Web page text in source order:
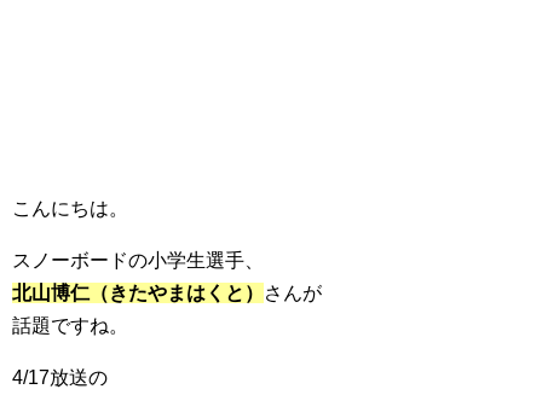
こんにちは。
スノーボードの小学生選手、
北山博仁（きたやまはくと）
さんが
話題ですね。
4/17放送の